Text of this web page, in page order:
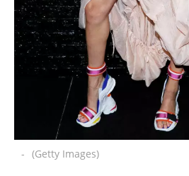
- (Getty Images)